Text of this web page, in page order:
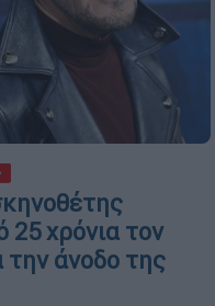
25 χρόνια τον
την άνοδο της